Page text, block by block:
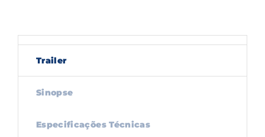
Trailer
Sinopse
Especificações Técnicas